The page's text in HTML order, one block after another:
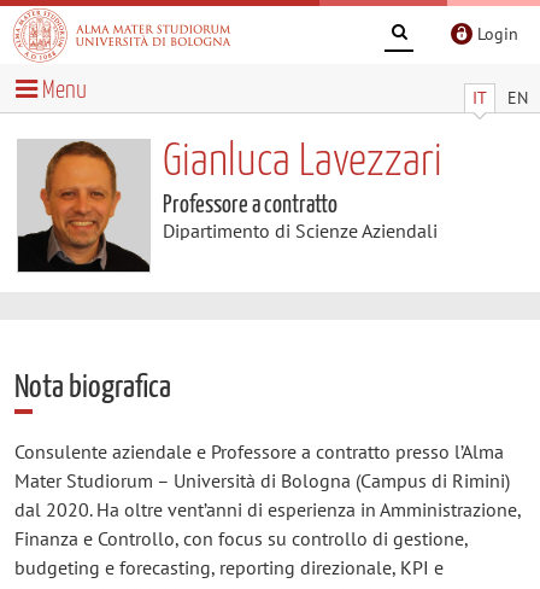
Login
IT EN
Menu
Gianluca Lavezzari
Professore a contratto
Dipartimento di Scienze Aziendali
Nota biografica
Consulente aziendale e Professore a contratto presso l’Alma
Mater Studiorum – Università di Bologna (Campus di Rimini)
dal 2020. Ha oltre vent’anni di esperienza in Amministrazione,
Finanza e Controllo, con focus su controllo di gestione,
budgeting e forecasting, reporting direzionale, KPI e